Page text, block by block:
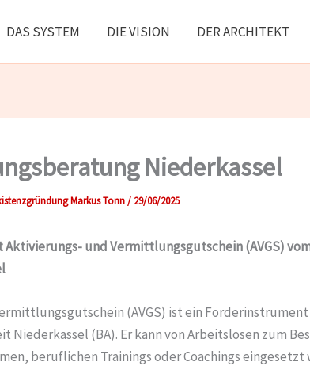
DAS SYSTEM DIE VISION DER ARCHITEKT
Niederkassel
Markus Tonn/ 29/06/2025
Aktivierungs- und Vermittlungsgutschein (AVGS)
(AVGS) ist ein
Niederkassel (BA). Er kann von Arbeitslosen zum
beruflichen Trainings oder Coachings eingesetzt